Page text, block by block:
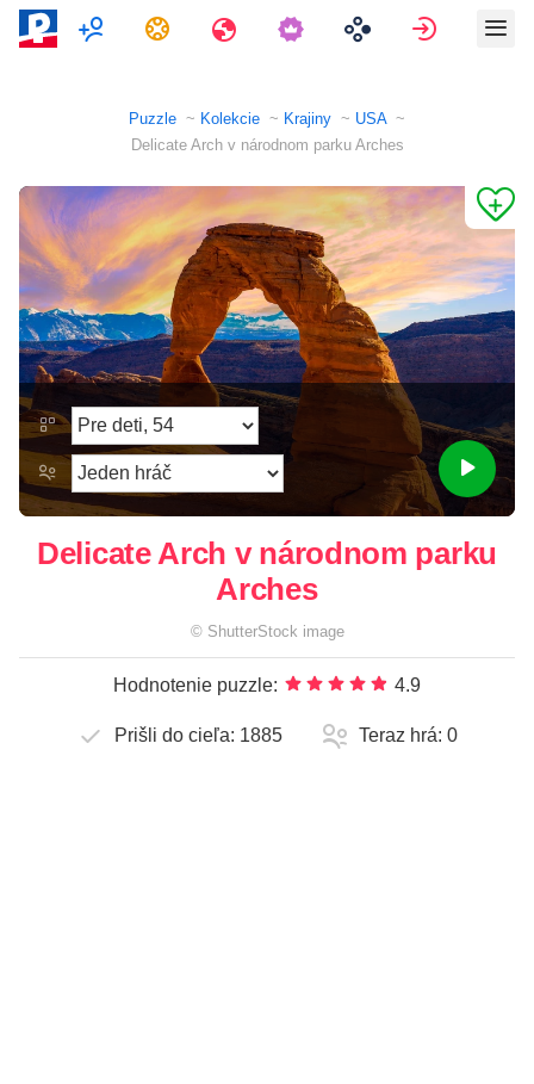
MultiplayerÚlohy Cestovania Prihlásiť
Puzzle Kolekcie Krajiny
USA
Delicate Arch v národnom parku Arches
Delicate Arch v národnom parku
Arches
© ShutterStock image
Hodnotenie puzzle: 4.9
Prišli do cieľa: 1885 Teraz hrá: 0